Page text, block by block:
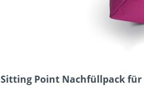
Sitting Point Nachfüllpack für